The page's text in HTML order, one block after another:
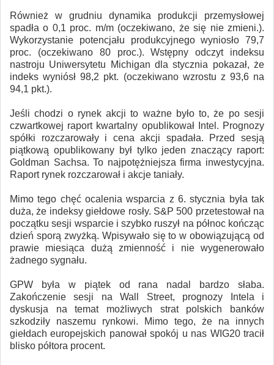
Również w grudniu dynamika produkcji przemysłowej
spadła o 0,1 proc. m/m (oczekiwano, że się nie zmieni.).
Wykorzystanie potencjału produkcyjnego wyniosło 79,7
proc. (oczekiwano 80 proc.). Wstępny odczyt indeksu
nastroju Uniwersytetu Michigan dla stycznia pokazał, że
indeks wyniósł 98,2 pkt. (oczekiwano wzrostu z 93,6 na
94,1 pkt.).
Jeśli chodzi o rynek akcji to ważne było to, że po sesji
czwartkowej raport kwartalny opublikował Intel. Prognozy
spółki rozczarowały i cena akcji spadała. Przed sesją
piątkową opublikowany był tylko jeden znaczący raport:
Goldman Sachsa. To najpotężniejsza firma inwestycyjna.
Raport rynek rozczarował i akcje taniały.
Mimo tego chęć ocalenia wsparcia z 6. stycznia była tak
duża, że indeksy giełdowe rosły. S&P 500 przetestował na
początku sesji wsparcie i szybko ruszył na północ kończąc
dzień sporą zwyżką. Wpisywało się to w obowiązującą od
prawie miesiąca dużą zmienność i nie wygenerowało
żadnego sygnału.
GPW była w piątek od rana nadal bardzo słaba.
Zakończenie sesji na Wall Street, prognozy Intela i
dyskusja na temat możliwych strat polskich banków
szkodziły naszemu rynkowi. Mimo tego, że na innych
giełdach europejskich panował spokój u nas WIG20 tracił
blisko półtora procent.